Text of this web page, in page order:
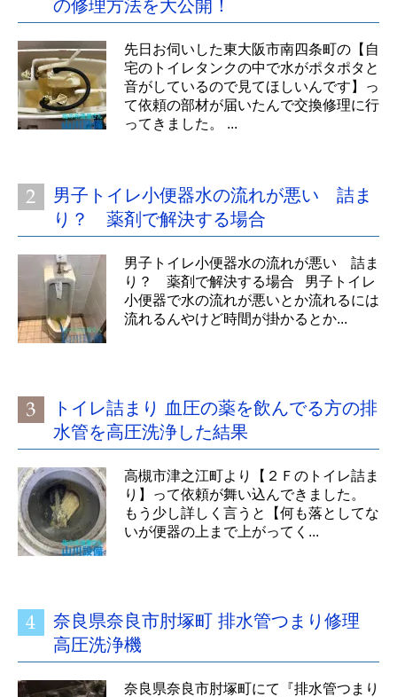
の修理方法を大公開！
先日お伺いした東大阪市南四条町の【自
宅のトイレタンクの中で水がポタポタと
音がしているので見てほしいんです】っ
て依頼の部材が届いたんで交換修理に行
ってきました。 ...
男子トイレ小便器水の流れが悪い 詰ま
り？ 薬剤で解決する場合
男子トイレ小便器水の流れが悪い 詰ま
り？ 薬剤で解決する場合 男子トイレ
小便器で水の流れが悪いとか流れるには
流れるんやけど時間が掛かるとか...
トイレ詰まり 血圧の薬を飲んでる方の排
水管を高圧洗浄した結果
高槻市津之江町より【２Ｆのトイレ詰ま
り】って依頼が舞い込んできました。
もう少し詳しく言うと【何も落としてな
いが便器の上まで上がってく...
奈良県奈良市肘塚町 排水管つまり修理
高圧洗浄機
奈良県奈良市肘塚町にて『排水管つまり